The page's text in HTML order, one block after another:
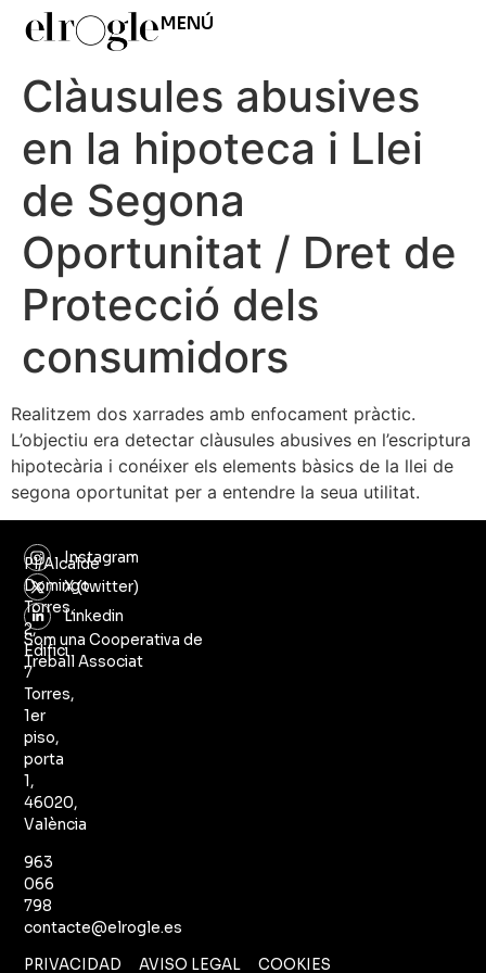
MENÚ
Clàusules abusives
en la hipoteca i Llei
de Segona
Oportunitat / Dret de
Protecció dels
consumidors
Realitzem dos xarrades amb enfocament pràctic.
L’objectiu era detectar clàusules abusives en l’escriptura
hipotecària i conéixer els elements bàsics de la llei de
segona oportunitat per a entendre la seua utilitat.
Pl/Alcalde
Domingo
Torres,
2,
Edifici
7
Torres,
1er
piso,
porta
1,
46020,
València
963
066
798
contacte@elrogle.es
Instagram
X (twitter)
Linkedin
Som una Cooperativa de
Treball Associat
PRIVACIDAD AVISO LEGAL COOKIES